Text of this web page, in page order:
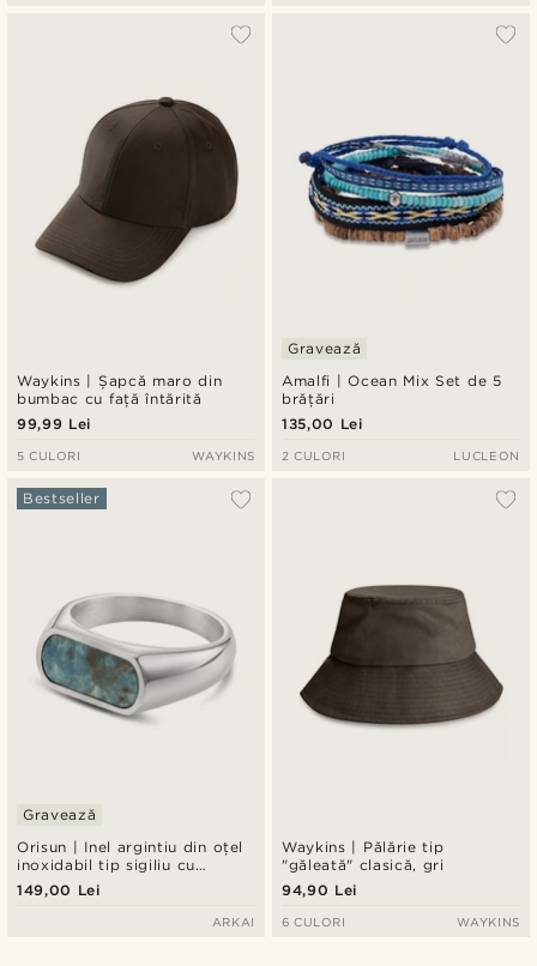
Waykins | Șapcă maro din
bumbac cu față întărită
99,99 Lei
5 CULORI WAYKINS
Amalfi | Ocean Mix Set de 5
brățări
Gravează
135,00 Lei
2 CULORI LUCLEON
Orisun | Inel argintiu din oțel
inoxidabil tip sigiliu cu
apatită
Bestseller
Gravează
149,00 Lei
ARKAI
Waykins | Pălărie tip
"găleată" clasică, gri
94,90 Lei
6 CULORI WAYKINS